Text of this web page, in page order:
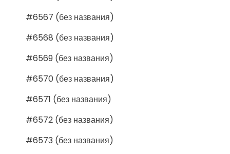
#6567 (без названия)
#6568 (без названия)
#6569 (без названия)
#6570 (без названия)
#6571 (без названия)
#6572 (без названия)
#6573 (без названия)